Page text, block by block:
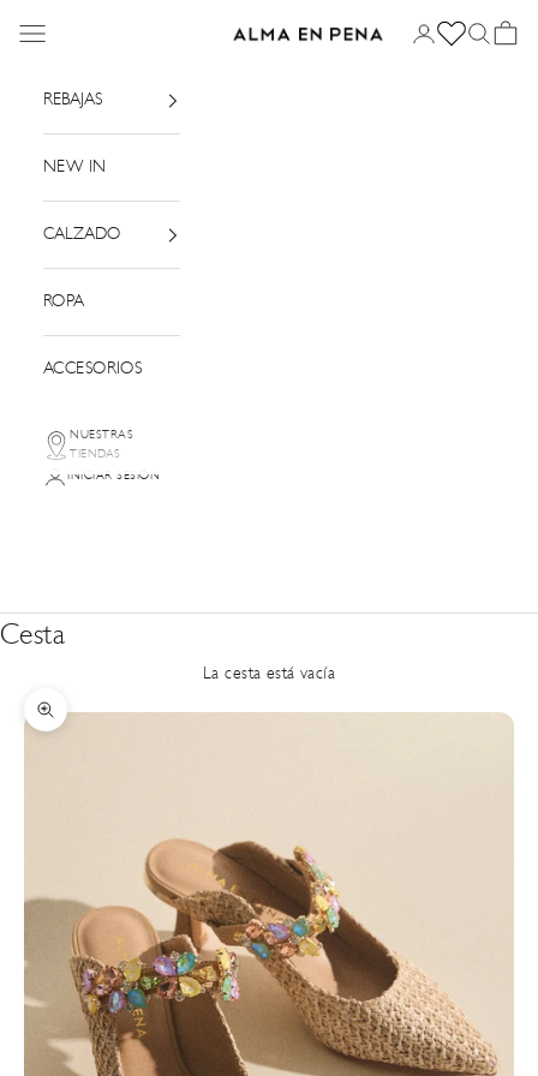
Alma en Pena
Menú Iniciar sesión
Buscar
Cesta
REBAJAS
NEW IN
CALZADO
ROPA
ACCESORIOS
NUESTRAS
TIENDAS
INICIAR SESIÓN
Cesta
La cesta está vacía
Zoom